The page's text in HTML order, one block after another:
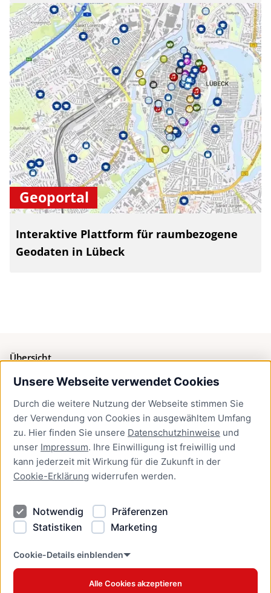
Unsere Webseite verwendet Cookies
Durch die weitere Nutzung der Webseite stimmen Sie
der Verwendung von Cookies in ausgewähltem Umfang
zu. Hier finden Sie unsere Datenschutzhinweise und
unser Impressum. Ihre Einwilligung ist freiwillig und
kann jederzeit mit Wirkung für die Zukunft in der
Cookie-Erklärung widerrufen werden.
Notwendig
Präferenzen
Statistiken
Marketing
Cookie-Details einblenden
Alle Cookies akzeptieren
Geoportal
Interaktive Plattform für raumbezogene
Geodaten in Lübeck
Übersicht
Bürgerservice
Presse
Newsletter Lübeck:kompakt
Kontakt
Kontakt
Datenschutzhinweise
Barrierefreiheit
Cookie Erklärung